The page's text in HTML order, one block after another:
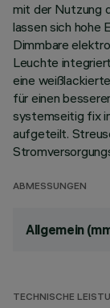
mit der Nutzung
lassen sich hohe
Dimmbare
Leuchte
eine
für einen
systemseitig fix
aufgeteilt.
ABMESSUNGEN
Allgemein
TECHNISCHE